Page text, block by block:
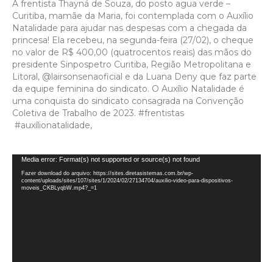
A frentista Thayná de Souza, do posto agua verde –
Curitiba, mamãe da Maria, foi contemplada com o Auxílio
Natalidade para ajudar nas despesas com a chegada da
princesa! Ela recebeu, na segunda-feira (27/02), o cheque
no valor de R$ 400,00 (quatrocentos reais) das mãos do
presidente Sinpospetro Curitiba, Região Metropolitana e
Litoral, @lairsonsenaoficial e da Luana Deny que faz parte
da equipe feminina do sindicato. O Auxílio Natalidade é
uma conquista do sindicato consagrada na Convenção
Coletiva de Trabalho de 2023. #frentistas
#auxílionatalidade,
Tocador
de
vídeo
Media error: Format(s) not supported or source(s) not found
Fazer download do arquivo: https://sites.diretasistemas.com.br/wp-
content/uploads/sites/107/sites/1/2024/02/27134704/auxilio-video-para-dispositivos-
moveis_CKBLyqbW.mp4?_=1